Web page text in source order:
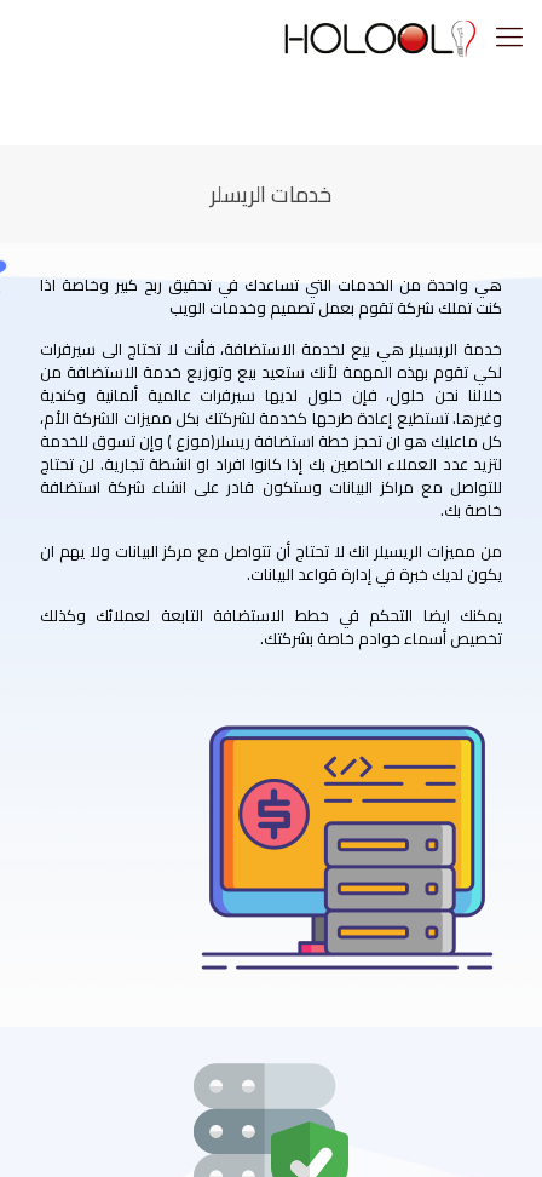
خدمات الريسلر
هي واحدة من الخدمات التي تساعدك في تحقيق ربح كبير وخاصة اذا
كنت تملك شركة تقوم بعمل تصميم وخدمات الويب
خدمة الريسيلر هي بيع لخدمة الاستضافة، فأنت لا تحتاج الى سيرفرات
لكي تقوم بهذه المهمة لأنك ستعيد بيع وتوزيع خدمة الاستضافة من
خلالنا نحن حلول، فإن حلول لديها سيرفرات عالمية ألمانية وكندية
وغيرها. تستطيع إعادة طرحها كخدمة لشركتك بكل مميزات الشركة الأم،
كل ماعليك هو ان تحجز خطة استضافة ريسلر(موزع ) وإن تسوق للخدمة
لتزيد عدد العملاء الخاصين بك إذا كانوا افراد او انشطة تجارية. لن تحتاج
للتواصل مع مراكز البيانات وستكون قادر على انشاء شركة استضافة
خاصة بك.
من مميزات الريسيلر انك لا تحتاج أن تتواصل مع مركز البيانات ولا يهم ان
يكون لديك خبرة في إدارة قواعد البيانات.
يمكنك ايضا التحكم في خطط الاستضافة التابعة لعملائك وكذلك
تخصيص أسماء خوادم خاصة بشركتك.